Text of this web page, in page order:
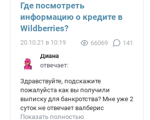
Где посмотреть
информацию о кредите в
Wildberries?
20.10.21 в 10:19 66069
141
Диана
отвечает:
Здравствуйте, подскажите
пожалуйста как вы получили
выписку для банкротства? Мне уже 2
суток не отвечает валберис
Показать полностью